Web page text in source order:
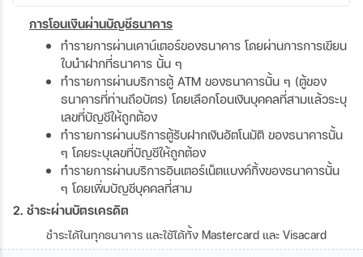
การโอนเงินผ่านบัญชีธนาคาร
ทำรายการผ่านเคาน์เตอร์ของธนาคาร โดยผ่านการการเขียน
ใบนำฝากที่ธนาคาร นั้น ๆ
ทำรายการผ่านบริการตู้ ATM ของธนาคารนั้น ๆ (ตู้ของ
ธนาคารที่ท่านถือบัตร) โดยเลือกโอนเงินบุคคลที่สามแล้วระบุ
เลขที่บัญชีให้ถูกต้อง
ทำรายการผ่านบริการตู้รับฝากเงินอัตโนมัติ ของธนาคารนั้น
ๆ โดยระบุเลขที่บัญชีให้ถูกต้อง
ทำรายการผ่านบริการอินเตอร์เน็ตแบงค์กิ้งของธนาคารนั้น
ๆ โดยเพิ่มบัญชีบุคคลที่สาม
2. ชำระผ่านบัตรเครดิต
ชำระได้ในทุกธนาคาร และใช้ได้ทั้ง Mastercard และ Visacard